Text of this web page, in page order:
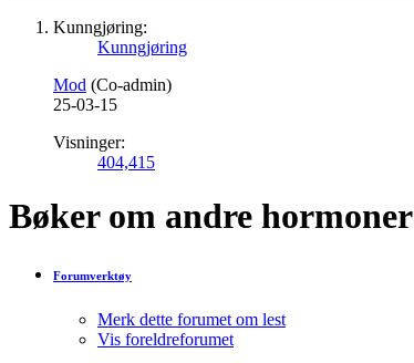
Kunngjøring:
Kunngjøring
Mod (Co-admin)
25-03-15
Visninger:
404,415
Bøker om andre hormoner
Forumverktøy
Merk dette forumet om lest
Vis foreldreforumet